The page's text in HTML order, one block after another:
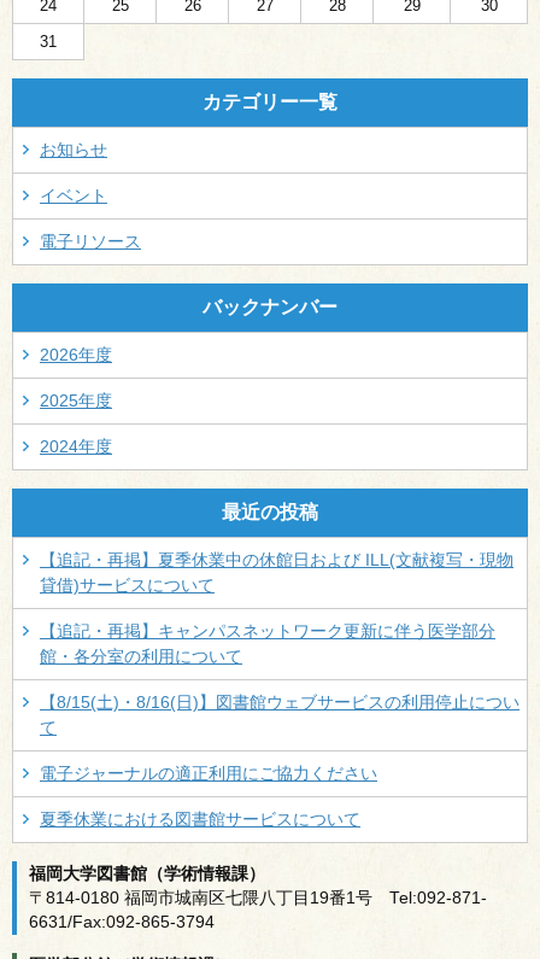
24
25 26 27 28 29
30
31
カテゴリー一覧
お知らせ
イベント
電子リソース
バックナンバー
2026年度
2025年度
2024年度
最近の投稿
【追記・再掲】夏季休業中の休館日および ILL(文献複写・現物
貸借)サービスについて
【追記・再掲】キャンパスネットワーク更新に伴う医学部分
館・各分室の利用について
【8/15(土)・8/16(日)】図書館ウェブサービスの利用停止につい
て
電子ジャーナルの適正利用にご協力ください
夏季休業における図書館サービスについて
福岡大学図書館（学術情報課）
〒814-0180 福岡市城南区七隈八丁目19番1号 Tel:092-871-
6631/Fax:092-865-3794